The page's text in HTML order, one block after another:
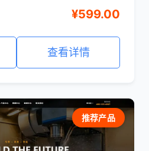
¥599.00
查看详情
推荐产品